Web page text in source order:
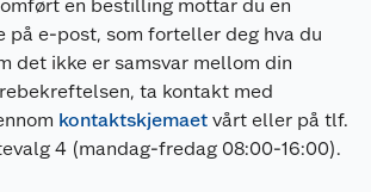
en bestilling mottar du en
på e-post, som forteller deg hva du
det ikke er samsvar mellom din
ta kontakt med
kontaktskjemaet vårt eller på tlf.
4 (mandag-fredag 08:00-16:00).